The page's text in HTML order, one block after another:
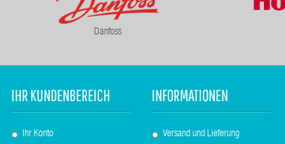
Danfoss
IHR KUNDENBEREICH
Ihr Konto
INFORMATIONEN
Versand und Lieferung